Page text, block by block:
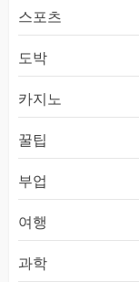
스포츠
도박
카지노
꿀팁
부업
여행
과학